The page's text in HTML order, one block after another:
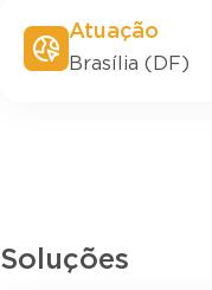
Atuação
Brasília (DF)
Soluções